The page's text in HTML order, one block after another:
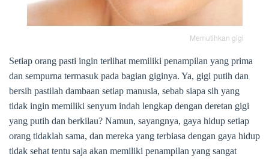
Memutihkan gigi
Setiap orang pasti ingin terlihat memiliki penampilan yang prima
dan sempurna termasuk pada bagian giginya. Ya, gigi putih dan
bersih pastilah dambaan setiap manusia, sebab siapa sih yang
tidak ingin memiliki senyum indah lengkap dengan deretan gigi
yang putih dan berkilau? Namun, sayangnya, gaya hidup setiap
orang tidaklah sama, dan mereka yang terbiasa dengan gaya hidup
tidak sehat tentu saja akan memiliki penampilan yang sangat